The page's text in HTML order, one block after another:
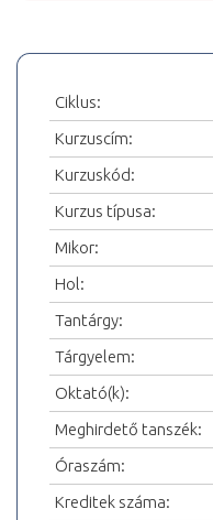
Ciklus:
Kurzuscím:
Kurzuskód:
Kurzus típusa:
Mikor:
Hol:
Tantárgy:
Tárgyelem:
Oktató(k):
Meghirdető tanszék:
Óraszám:
Kreditek száma: